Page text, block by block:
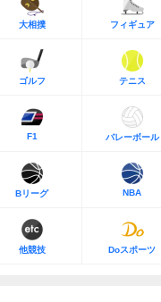
大相撲 フィギュア
ゴルフ テニス
F1 バレーボール
Bリーグ NBA
他競技 Doスポーツ